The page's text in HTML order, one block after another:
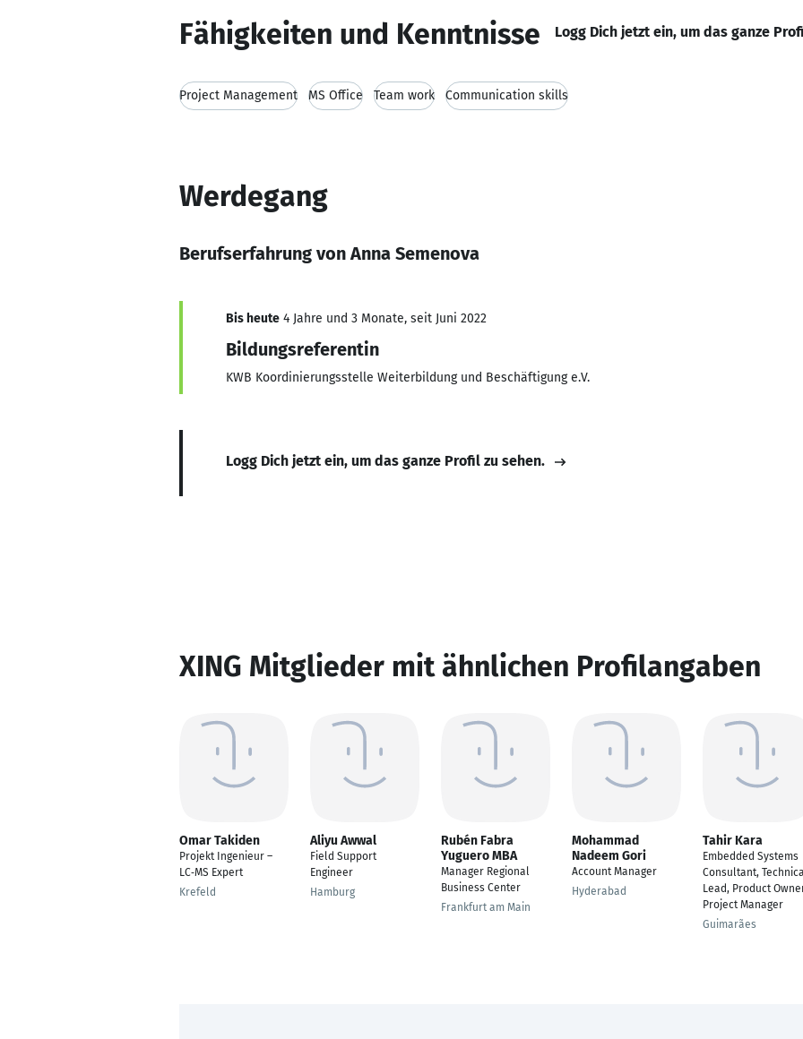
Fähigkeiten und Kenntnisse Logg Dich jetzt ein, um das ganze
Project Management MS Office Team work Communication skills
Werdegang
Berufserfahrung von Anna Semenova
Bis heute 4 Jahre und 3 Monate, seit Juni 2022
Bildungsreferentin
KWB Koordinierungsstelle Weiterbildung und Beschäftigung e.V.
Logg Dich jetzt ein, um das ganze Profil zu sehen.
XING Mitglieder mit ähnlichen Profilangaben
Omar Takiden
Projekt Ingenieur –
LC‑MS Expert
Krefeld
Aliyu Awwal
Field Support
Engineer
Hamburg
Rubén Fabra
Yuguero MBA
Manager Regional
Business Center
Frankfurt am Main
Mohammad
Nadeem Gori
Account Manager
Hyderabad
Tahir Kara
Embedded Systems
Consultant,
Lead, Product
Project Manager
Guimarães